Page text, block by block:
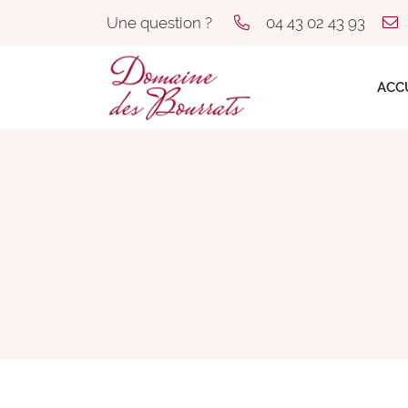
Une question ? 04 43 02 43 93